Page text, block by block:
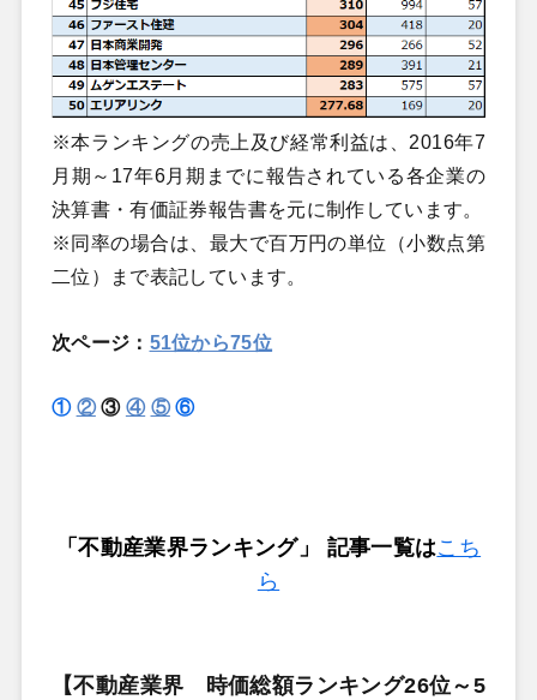
※本ランキングの売上及び経常利益は、2016年7
月期～17年6月期までに報告されている各企業の
決算書・有価証券報告書を元に制作しています。
※同率の場合は、最大で百万円の単位（小数点第
二位）まで表記しています。
次ページ： 51位から75位
① ②③ ④ ⑤ ⑥
「不動産業界ランキング」 記事一覧はこち
ら
【不動産業界 時価総額ランキング26位～5